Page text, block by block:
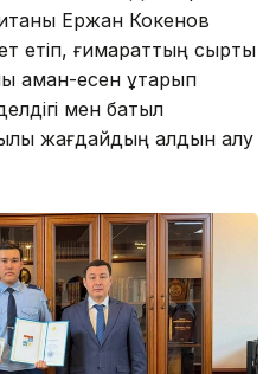
Ержан Кокенов
етіп, ғимараттың сыртқы
аман-есен құтқарып
мен батыл
жағдайдың алдын алу